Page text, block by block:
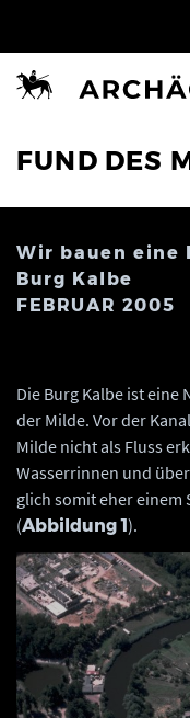
FUND DES
Wir bauen eine
Burg Kalbe
FEBRUAR 2005
Die Burg Kalbe ist
der Milde. Vor der
Milde nicht als Fluss
Wasserrinnen und
glich somit eher einem
(Abbildung 1 ).